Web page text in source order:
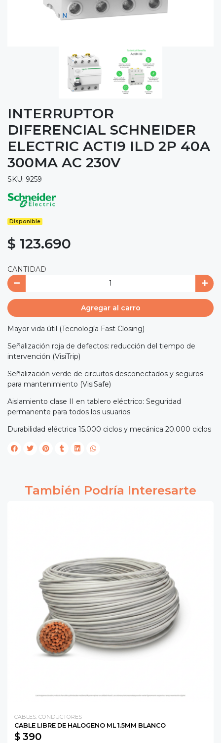
INTERRUPTOR
DIFERENCIAL SCHNEIDER
ELECTRIC ACTI9 ILD 2P 40A
300MA AC 230V
SKU: 9259
Disponible
$ 123.690
CANTIDAD
Agregar al carro
Mayor vida útil (Tecnología Fast Closing)
Señalización roja de defectos: reducción del tiempo de
intervención (VisiTrip)
Señalización verde de circuitos desconectados y seguros
para mantenimiento (VisiSafe)
Aislamiento clase II en tablero eléctrico: Seguridad
permanente para todos los usuarios
Durabilidad eléctrica 15.000 ciclos y mecánica 20.000 ciclos
También Podría Interesarte
CABLES. CONDUCTORES
CABLE LIBRE DE HALOGENO ML 1.5MM BLANCO
$ 390